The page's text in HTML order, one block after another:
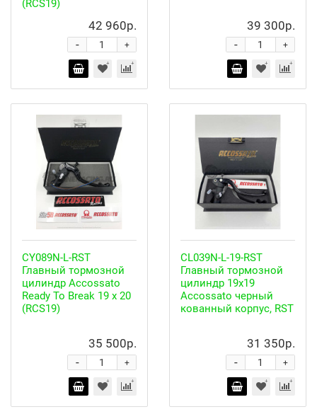
(RCS19)
42 960р.
+
-
39 300р.
+
-
CY089N-L-RST
Главный тормозной
цилиндр Accossato
Ready To Break 19 x 20
(RCS19)
35 500р.
+
-
CL039N-L-19-RST
Главный тормозной
цилиндр 19x19
Accossato черный
кованный корпус, RST
31 350р.
+
-